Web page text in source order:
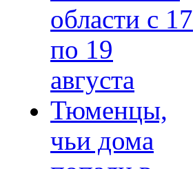
области с 17
по 19
августа
Тюменцы,
чьи дома